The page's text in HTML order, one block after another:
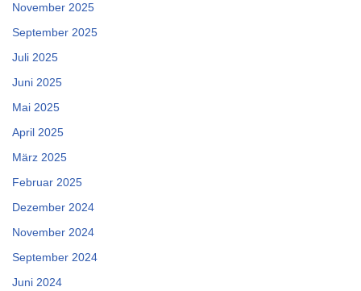
November 2025
September 2025
Juli 2025
Juni 2025
Mai 2025
April 2025
März 2025
Februar 2025
Dezember 2024
November 2024
September 2024
Juni 2024